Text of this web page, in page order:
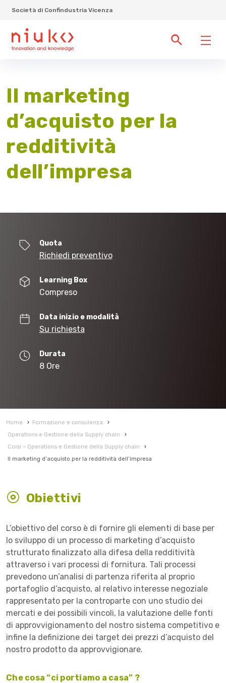
Società di Confindustria Vicenza
Il marketing
d’acquisto per la
redditività
dell’impresa
Quota
Richiedi preventivo
Learning Box
Compreso
Data inizio e modalità
Su richiesta
Durata
8 Ore
Home › Formazione e consulenza
›
Operations e Gestione della Supply chain
›
Corsi – Operations e Gestione della Supply chain
›
Il marketing d’acquisto per la redditività dell’impresa
Obiettivi
L’obiettivo del corso è di fornire gli elementi di base per
lo sviluppo di un processo di marketing d’acquisto
strutturato finalizzato alla difesa della redditività
attraverso i vari processi di fornitura. Tali processi
prevedono un’analisi di partenza riferita al proprio
portafoglio d’acquisto, al relativo interesse negoziale
rappresentato per la controparte con uno studio dei
mercati e dei possibili vincoli, la valutazione delle fonti
di approvvigionamento del nostro sistema competitivo e
infine la definizione dei target dei prezzi d’acquisto del
nostro prodotto da approvvigionare.
Che cosa “ci portiamo a casa” ?